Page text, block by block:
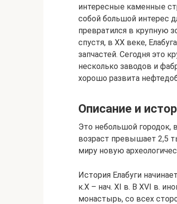
интересные каменные
собой большой интерес
превратился в крупную
спустя, в XX веке,
запчастей. Сегодня это
несколько заводов и
хорошо развита
Описание и
Это небольшой городок,
возраст превышает 2,5
миру новую
История Елабуги
к.X – нач. XI в. В XVI в.
монастырь, со всех